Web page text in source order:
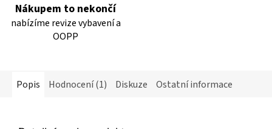
Nákupem to nekončí
nabízíme revize vybavení a
OOPP
Popis Hodnocení (1) Diskuze Ostatní informace